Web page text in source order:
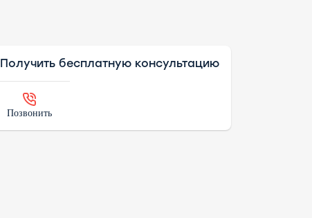
Получить бесплатную консультацию
Позвонить